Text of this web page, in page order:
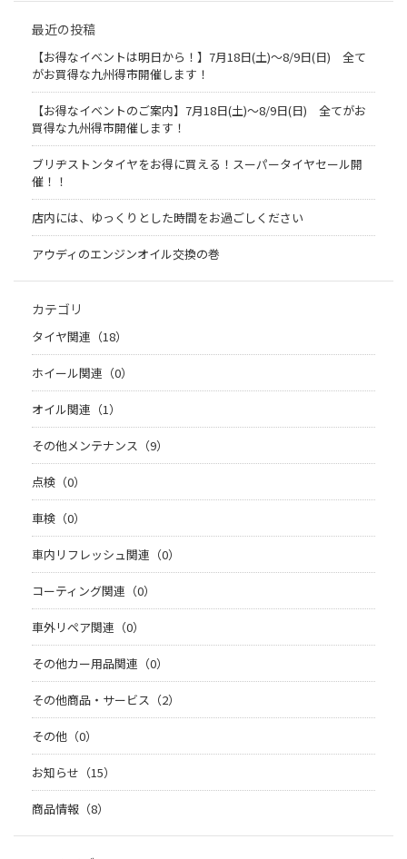
最近の投稿
【お得なイベントは明日から！】7月18日(土)～8/9日(日) 全て
がお買得な九州得市開催します！
【お得なイベントのご案内】7月18日(土)～8/9日(日) 全てがお
買得な九州得市開催します！
ブリヂストンタイヤをお得に買える！スーパータイヤセール開
催！！
店内には、ゆっくりとした時間をお過ごしください
アウディのエンジンオイル交換の巻
カテゴリ
タイヤ関連（18）
ホイール関連（0）
オイル関連（1）
その他メンテナンス（9）
点検（0）
車検（0）
車内リフレッシュ関連（0）
コーティング関連（0）
車外リペア関連（0）
その他カー用品関連（0）
その他商品・サービス（2）
その他（0）
お知らせ（15）
商品情報（8）